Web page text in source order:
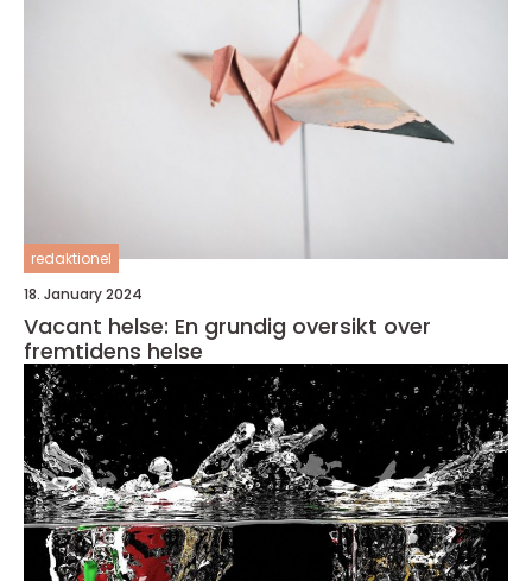
redaktionel
18. January 2024
Vacant helse: En grundig oversikt over
fremtidens helse